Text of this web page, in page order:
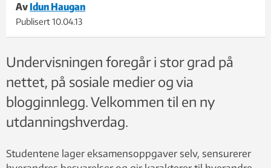
Av Idun Haugan
Publisert10.04.13
Undervisningen foregår i stor grad på
nettet, på sosiale medier og via
blogginnlegg. Velkommen til en ny
utdanningshverdag.
Studentene lager eksamensoppgaver selv, sensurerer